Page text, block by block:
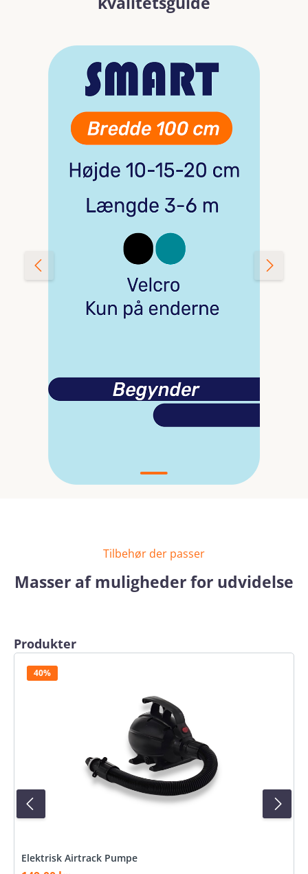
Spring over billedgalleri
Læs mere
Tilbehør der passer
Masser af muligheder for udvidelse
Spring produktgalleriet over
Produkter
40%
Elektrisk Airtrack Pumpe